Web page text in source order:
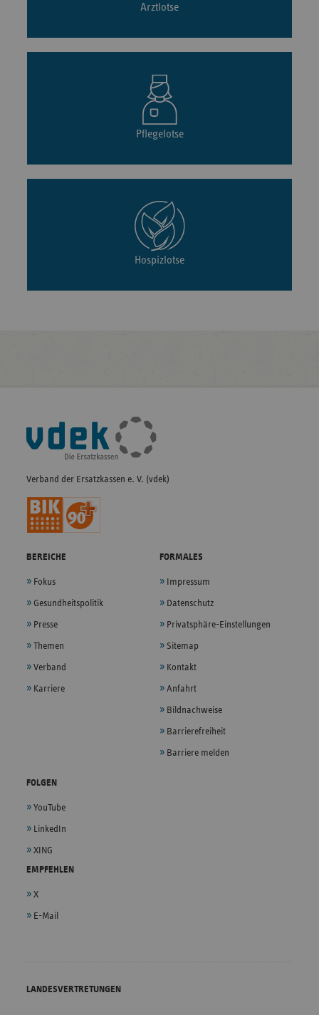
Arztlotse
Pflegelotse
Hospizlotse
Fußleisten-
Navigation
Verband der Ersatzkassen e. V. (vdek)
BEREICHE
Fokus
Gesundheitspolitik
Presse
Themen
Verband
Karriere
FORMALES
Impressum
Datenschutz
Privatsphäre-Einstellungen
Sitemap
Kontakt
Anfahrt
Bildnachweise
Barrierefreiheit
Barriere melden
FOLGEN
YouTube
LinkedIn
XING
EMPFEHLEN
X
E-Mail
LANDESVERTRETUNGEN